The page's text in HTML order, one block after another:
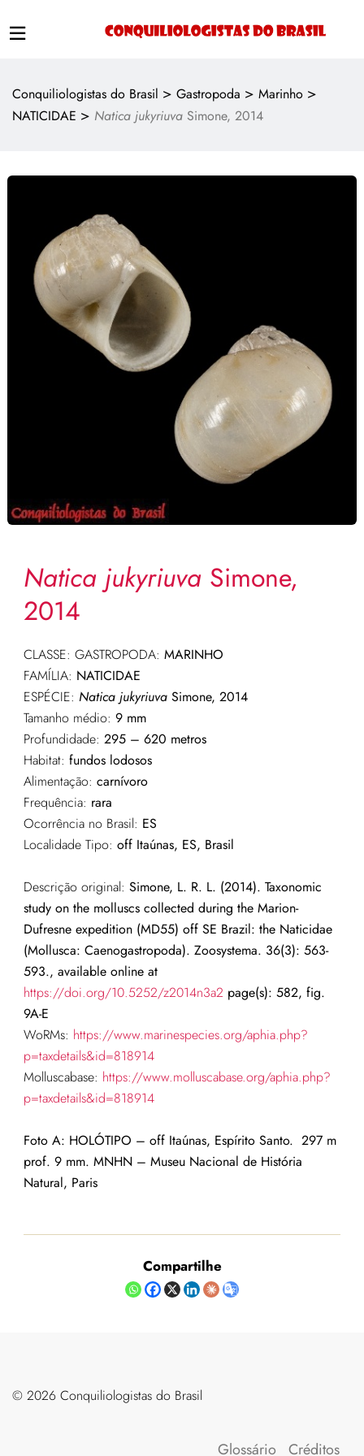
Conquiliologistas do Brasil > Gastropoda > Marinho >
NATICIDAE > Natica jukyriuva Simone, 2014
Natica jukyriuvaSimone,
2014
CLASSE: GASTROPODA: MARINHO
FAMÍLIA: NATICIDAE
ESPÉCIE: Natica jukyriuvaSimone, 2014
Tamanho médio: 9 mm
Profundidade: 295 – 620 metros
Habitat: fundos lodosos
Alimentação: carnívoro
Frequência: rara
Ocorrência no Brasil: ES
Localidade Tipo: off Itaúnas, ES, Brasil
Descrição original: Simone, L. R. L. (2014). Taxonomic
study on the molluscs collected during the Marion-
Dufresne expedition (MD55) off SE Brazil: the Naticidae
(Mollusca: Caenogastropoda). Zoosystema. 36(3): 563-
593., available online at
https://doi.org/10.5252/z2014n3a2 page(s): 582, fig.
9A-E
WoRMs: https://www.marinespecies.org/aphia.php?
p=taxdetails&id=818914
Molluscabase: https://www.molluscabase.org/aphia.php?
p=taxdetails&id=818914
Foto A: HOLÓTIPO – off Itaúnas, Espírito Santo. 297 m
prof. 9 mm. MNHN – Museu Nacional de História
Natural, Paris
Compartilhe
©️ 2026 Conquiliologistas do Brasil
Glossário Créditos